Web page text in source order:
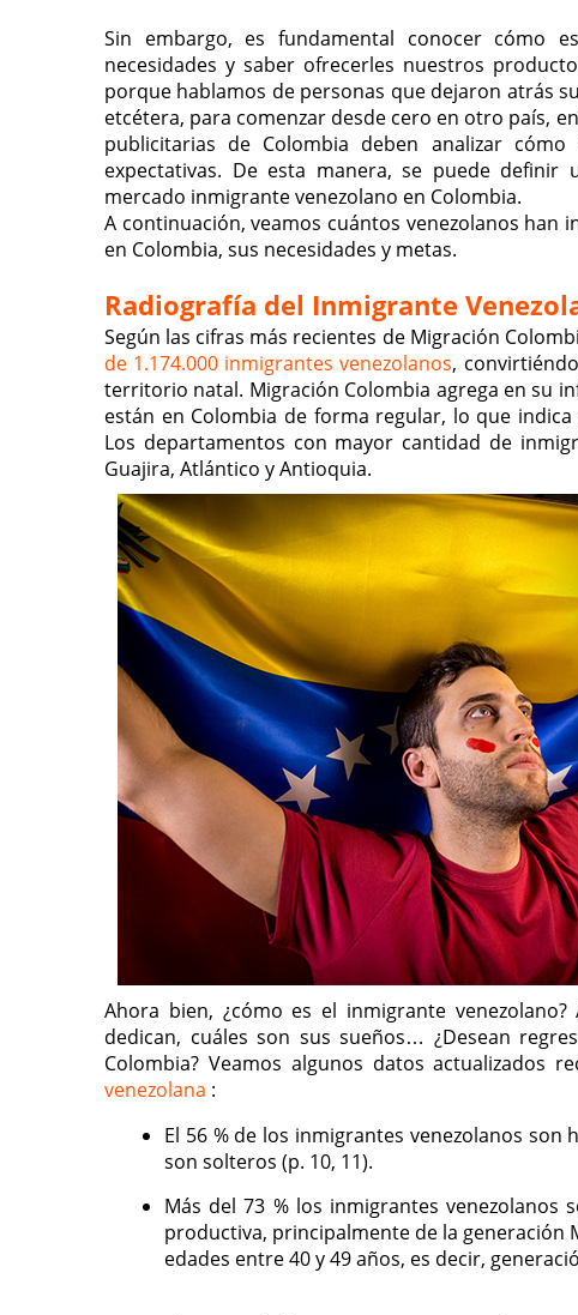
Sin embargo, es fundamental conocer cómo
necesidades y saber ofrecerles nuestros
porque hablamos de personas que dejaron atrás
etcétera, para comenzar desde cero en otro país,
publicitarias de Colombia deben analizar
expectativas. De esta manera, se puede
mercado inmigrante venezolano en Colombia.
A continuación, veamos cuántos venezolanos han
en Colombia, sus necesidades y metas.
Radiografía del Inmigrante
Según las cifras más recientes de Migración
de 1.174.000 inmigrantes venezolanos,
territorio natal. Migración Colombia agrega en su
están en Colombia de forma regular, lo que
Los departamentos con mayor cantidad de
Guajira, Atlántico y Antioquia.
Ahora bien, ¿cómo es el inmigrante
dedican, cuáles son sus sueños… ¿Desean
Colombia? Veamos algunos datos actualizados
venezolana :
El 56 % de los inmigrantes venezolanos son
son solteros (p. 10, 11).
Más del 73 % los inmigrantes venezolanos
productiva, principalmente de la generación
edades entre 40 y 49 años, es decir,